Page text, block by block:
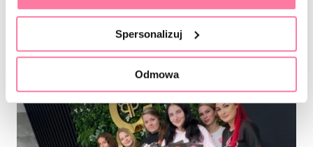
Spersonalizuj
Odmowa